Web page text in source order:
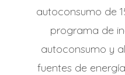
autoconsumo de
programa de
autoconsumo y
fuentes de